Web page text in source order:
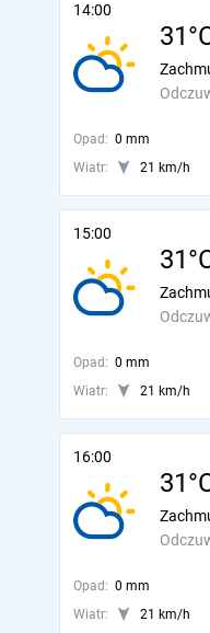
14:00
Opad: 0 mm
Wiatr:
21 km/h
15:00
Opad: 0 mm
Wiatr:
21 km/h
16:00
Opad: 0 mm
Wiatr:
21 km/h